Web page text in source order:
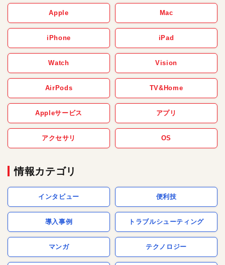
Apple Mac
iPhone iPad
Watch Vision
AirPods TV&Home
Appleサービス アプリ
アクセサリ OS
情報カテゴリ
インタビュー 便利技
導入事例 トラブルシューティング
マンガ テクノロジー